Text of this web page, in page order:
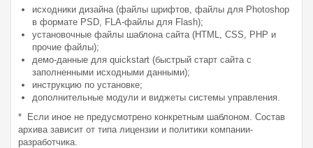
исходники дизайна (файлы шрифтов, файлы для Photoshop
в формате PSD, FLA-файлы для Flash);
установочные файлы шаблона сайта (HTML, CSS, PHP и
прочие файлы);
демо-данные для quickstart (быстрый старт сайта с
заполненными исходными данными);
инструкцию по установке;
дополнительные модули и виджеты системы управления.
* Если иное не предусмотрено конкретным шаблоном. Состав
архива зависит от типа лицензии и политики компании-
разработчика.